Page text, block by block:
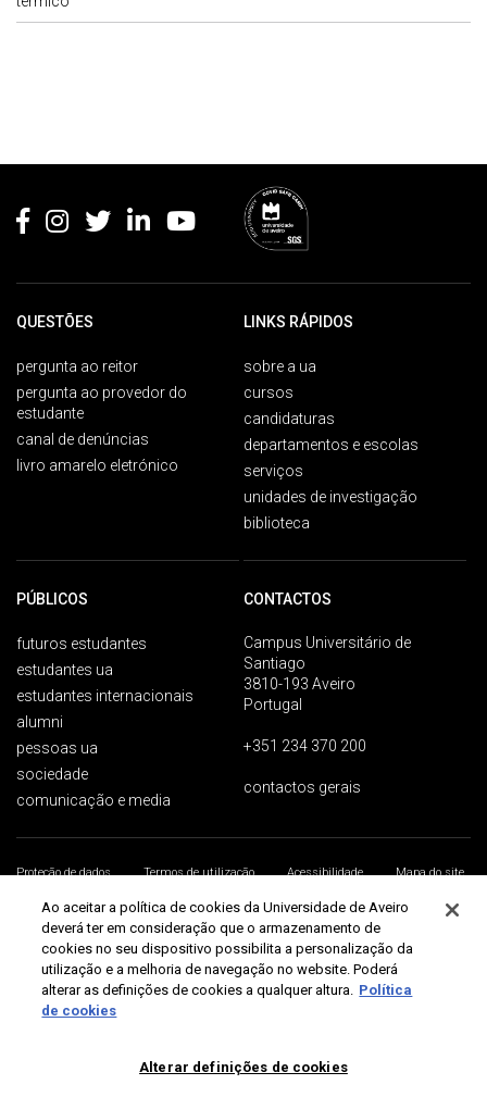
QUESTÕES
pergunta ao reitor
pergunta ao provedor do
estudante
canal de denúncias
livro amarelo eletrónico
LINKS RÁPIDOS
sobre a ua
cursos
candidaturas
departamentos e escolas
serviços
unidades de investigação
biblioteca
PÚBLICOS
futuros estudantes
estudantes ua
estudantes internacionais
alumni
pessoas ua
sociedade
comunicação e media
CONTACTOS
Campus Universitário de
Santiago
3810-193 Aveiro
Portugal
+351 234 370 200
contactos gerais
Proteção de dados Termos de utilização Acessibilidade
Mapa do site
Universidade de Aveiro 2026
Ao aceitar a política de cookies da Universidade de Aveiro
deverá ter em consideração que o armazenamento de
cookies no seu dispositivo possibilita a personalização da
utilização e a melhoria de navegação no website. Poderá
alterar as definições de cookies a qualquer altura. Política
de cookies
Alterar definições de cookies